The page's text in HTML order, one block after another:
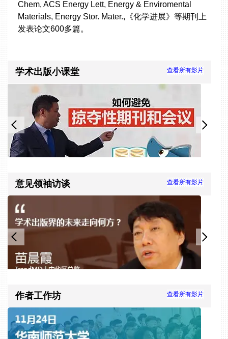
Chem, ACS Energy Lett, Energy & Enviromental
Materials, Energy Stor. Mater.,《化学进展》等期刊上
发表论文600多篇。
学术出版小课堂 查看所有影片
Slide 1 of 4
意见领袖访谈 查看所有影片
作者工作坊 查看所有影片
Slide 1 of 3